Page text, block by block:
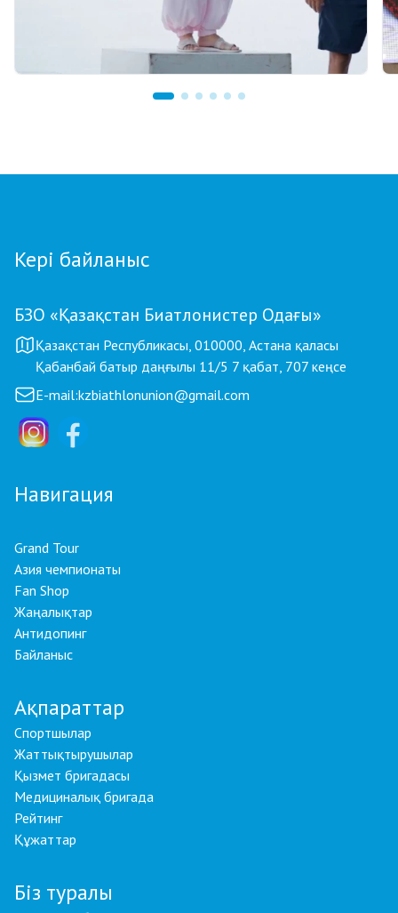
Кері байланыс
БЗО «Қазақстан Биатлонистер Одағы»
Қазақстан Республикасы, 010000, Астана қаласы
Қабанбай батыр даңғылы 11/5 7 қабат, 707 кеңсе
E-mail:kzbiathlonunion@gmail.com
Навигация
Grand Tour
Азия чемпионаты
Fan Shop
Жаңалықтар
Антидопинг
Байланыс
Ақпараттар
Спортшылар
Жаттықтырушылар
Қызмет бригадасы
Медициналық бригада
Рейтинг
Құжаттар
Біз туралы